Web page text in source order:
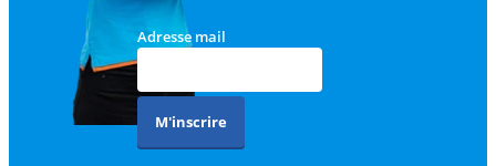
Adresse mail
M'inscrire